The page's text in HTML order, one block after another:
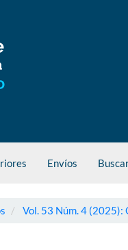
Envíos
Vol. 53 Núm. 4